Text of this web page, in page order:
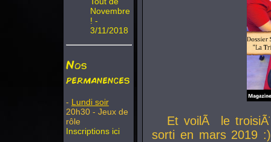
Novembre
! -
3/11/2018
Nos
permanences
- Lundi soir
20h30 - Jeux de
rôle
Inscriptions ici
Et voilÃ le
sorti en mars 2019